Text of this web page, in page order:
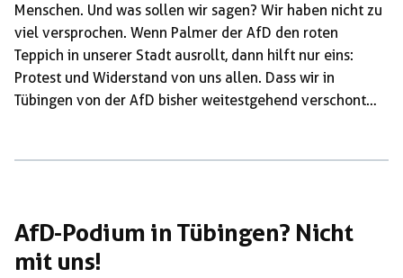
Menschen. Und was sollen wir sagen? Wir haben nicht zu
viel versprochen. Wenn Palmer der AfD den roten
Teppich in unserer Stadt ausrollt, dann hilft nur eins:
Protest und Widerstand von uns allen. Dass wir in
Tübingen von der AfD bisher weitestgehend verschont
AfD-Podium in Tübingen? Nicht
mit uns!